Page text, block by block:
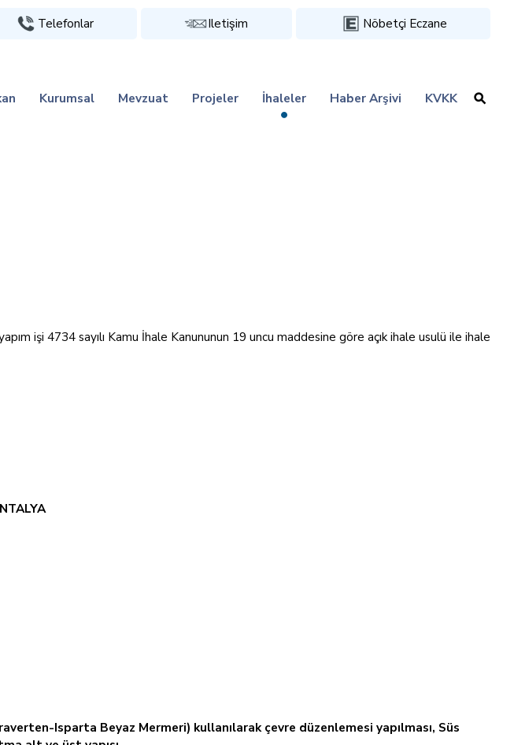
Telefonlar Iletişim Nöbetçi Eczane
Kurumsal Mevzuat Projeler İhaleler Haber Arşivi KVKK
işi 4734 sayılı Kamu İhale Kanununun 19 uncu maddesine göre açık ihale usulü ile ihale
Isparta Beyaz Mermeri) kullanılarak çevre düzenlemesi yapılması, Süs